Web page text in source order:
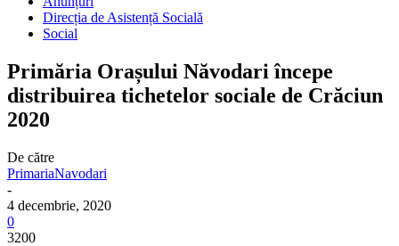
Direcția de Asistență Socială
Social
Primăria Orașului Năvodari începe
distribuirea tichetelor sociale de Crăciun
2020
De către
PrimariaNavodari
-
4 decembrie, 2020
0
3200